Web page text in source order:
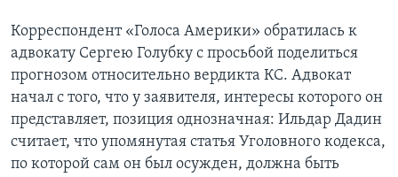
Корреспондент «Голоса Америки» обратилась к
адвокату Сергею Голубку с просьбой поделиться
прогнозом относительно вердикта КС. Адвокат
начал с того, что у заявителя, интересы которого он
представляет, позиция однозначная: Ильдар Дадин
считает, что упомянутая статья Уголовного кодекса,
по которой сам он был осужден, должна быть